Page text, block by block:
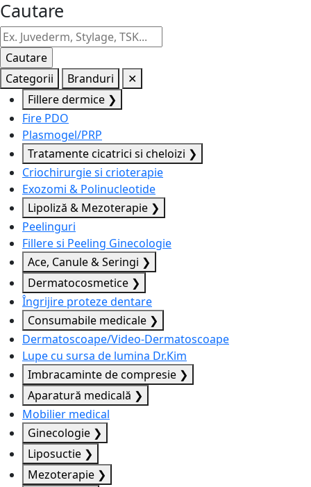
Cautare
Categorii Branduri
✕
Fillere dermice ❯
Fire PDO
Plasmogel/PRP
Tratamente cicatrici si cheloizi ❯
Criochirurgie si crioterapie
Exozomi & Polinucleotide
Lipoliză & Mezoterapie ❯
Peelinguri
Fillere si Peeling Ginecologie
Ace, Canule & Seringi ❯
Dermatocosmetice ❯
Îngrijire proteze dentare
Consumabile medicale ❯
Dermatoscoape/Video-Dermatoscoape
Lupe cu sursa de lumina Dr.Kim
Imbracaminte de compresie ❯
Aparatură medicală ❯
Mobilier medical
Ginecologie ❯
Liposuctie ❯
Mezoterapie ❯